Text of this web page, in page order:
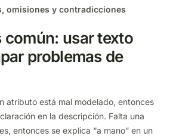
omisiones y contradicciones
común: usar texto
problemas de
atributo está mal modelado, entonces
en la descripción. Falta una
entonces se explica “a mano” en un